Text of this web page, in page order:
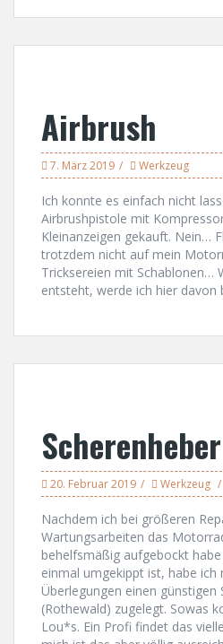
Airbrush
7. März 2019 Werkzeug
Ich konnte es einfach nicht
Airbrushpistole mit
Kleinanzeigen gekauft. Nein…
trotzdem nicht auf mein
Tricksereien mit Schablonen…
entsteht, werde ich hier davon
Scherenheber
20. Februar 2019 Werkzeug
Nachdem ich bei größeren
Wartungsarbeiten das
behelfsmäßig aufgebockt
einmal umgekippt ist, habe ich
Überlegungen einen günstigen
(Rothewald) zugelegt. Sowas
Lou*s. Ein Profi findet das